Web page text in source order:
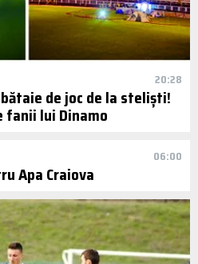
20:28
de joc de la steliști!
fanii lui Dinamo
06:00
Apa Craiova